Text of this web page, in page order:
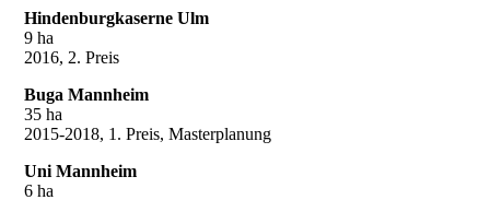
Hindenburgkaserne Ulm
9 ha
2016, 2. Preis
Buga Mannheim
35 ha
2015-2018, 1. Preis, Masterplanung
Uni Mannheim
6 ha